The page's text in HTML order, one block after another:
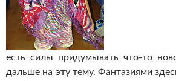
есть силы придумывать что-то
дальше на эту тему. Фантазиями